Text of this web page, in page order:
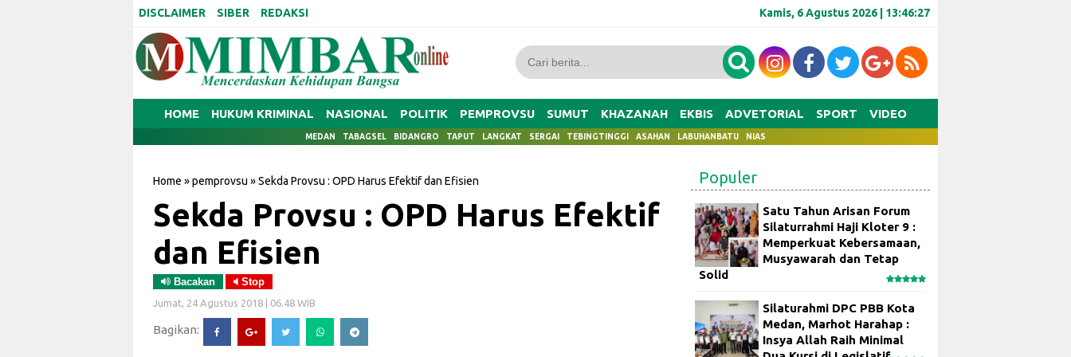
DISCLAIMER SIBER REDAKSI Kamis, 6 Agustus 2026 | 13:46:28
HOME HUKUM KRIMINAL NASIONAL POLITIK PEMPROVSU SUMUT KHAZANAH EKBIS ADVETORIAL SPORT VIDEO
MEDAN TABAGSEL BIDANGRO TAPUT LANGKAT SERGAI TEBINGTINGGI ASAHAN LABUHANBATU NIAS
Home »pemprovsu »Sekda Provsu : OPD Harus Efektif dan Efisien
Sekda Provsu : OPD Harus Efektif
dan Efisien
Bacakan Stop
Jumat, 24 Agustus 2018 | 06.48 WIB
Bagikan:
Populer
Satu Tahun Arisan Forum
Silaturrahmi Haji Kloter 9 :
Memperkuat Kebersamaan,
Musyawarah dan Tetap
Solid
Silaturahmi DPC PBB Kota
Medan, Marhot Harahap :
Insya Allah Raih Minimal